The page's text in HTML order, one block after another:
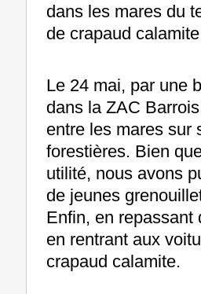
dans les mares du
de crapaud
Le 24 mai, par une
dans la ZAC
entre les mares sur
forestières. Bien
utilité, nous avons
de jeunes
Enfin, en repassant
en rentrant aux
crapaud calamite.